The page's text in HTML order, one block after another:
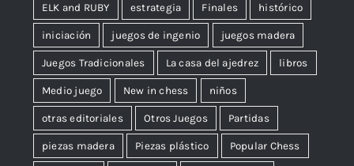
ELK and RUBY estrategia Finales histórico
iniciación juegos de ingenio juegos madera
Juegos Tradicionales La casa del ajedrez libros
Medio juego New in chess niños
otras editoriales Otros Juegos Partidas
piezas madera Piezas plástico Popular Chess